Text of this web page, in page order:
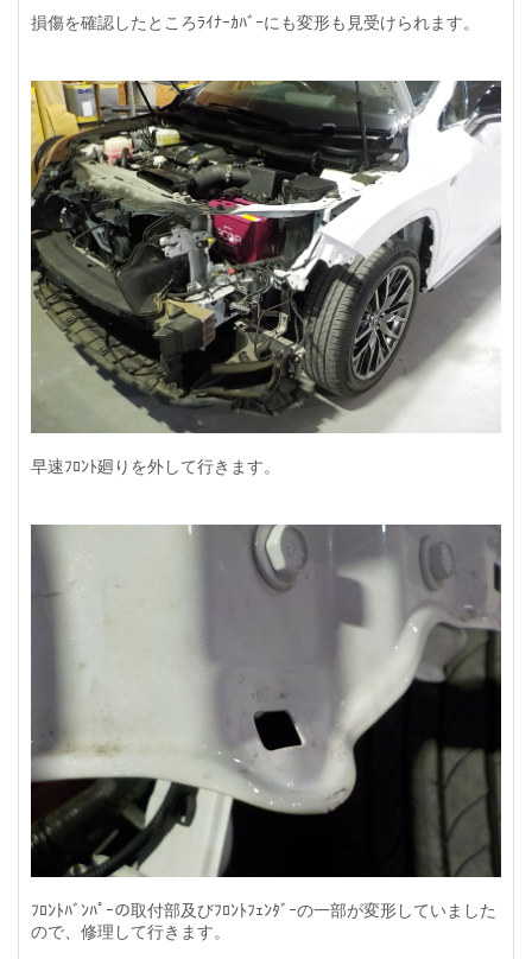
損傷を確認したところﾗｲﾅｰｶﾊﾞｰにも変形も見受けられます。
早速ﾌﾛﾝﾄ廻りを外して行きます。
ﾌﾛﾝﾄﾊﾞﾝﾊﾟｰの取付部及びﾌﾛﾝﾄﾌｪﾝﾀﾞｰの一部が変形していました
ので、修理して行きます。